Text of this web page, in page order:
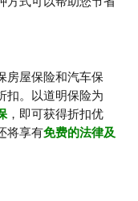
房屋保险和汽车保
扣。以道明保险为
，即可获得折扣优
将享有免费的法律及